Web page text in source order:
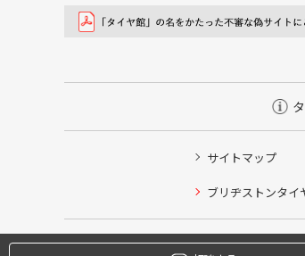
サイトマップ
ブリヂストンタイ
タイヤ点検・安全点検/タイヤ履き替
クローク契約会員専用タイヤ履き替
本日のタイヤ履き替え順番待ち予約 ※